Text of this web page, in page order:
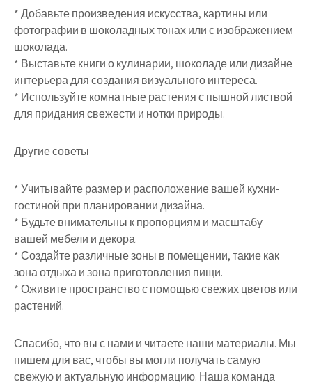
* Добавьте произведения искусства, картины или
фотографии в шоколадных тонах или с изображением
шоколада.
* Выставьте книги о кулинарии, шоколаде или дизайне
интерьера для создания визуального интереса.
* Используйте комнатные растения с пышной листвой
для придания свежести и нотки природы.
Другие советы
* Учитывайте размер и расположение вашей кухни-
гостиной при планировании дизайна.
* Будьте внимательны к пропорциям и масштабу
вашей мебели и декора.
* Создайте различные зоны в помещении, такие как
зона отдыха и зона приготовления пищи.
* Оживите пространство с помощью свежих цветов или
растений.
Спасибо, что вы с нами и читаете наши материалы. Мы
пишем для вас, чтобы вы могли получать самую
свежую и актуальную информацию. Наша команда